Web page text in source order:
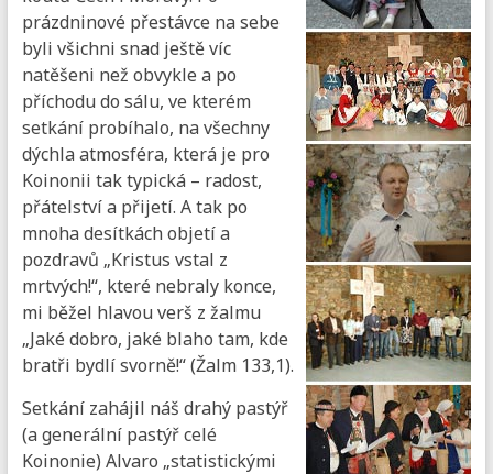
prázdninové přestávce na sebe
byli všichni snad ještě víc
natěšeni než obvykle a po
příchodu do sálu, ve kterém
setkání probíhalo, na všechny
dýchla atmosféra, která je pro
Koinonii tak typická – radost,
přátelství a přijetí. A tak po
mnoha desítkách objetí a
pozdravů „Kristus vstal z
mrtvých!“, které nebraly konce,
mi běžel hlavou verš z žalmu
„Jaké dobro, jaké blaho tam, kde
bratři bydlí svorně!“ (Žalm 133,1).
Setkání zahájil náš drahý pastýř
(a generální pastýř celé
Koinonie) Alvaro „statistickými